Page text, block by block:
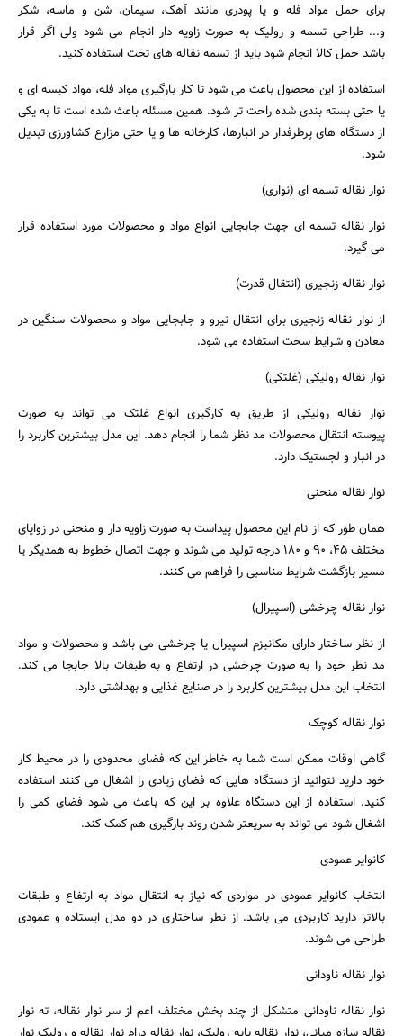
جستجو
برای حمل مواد فله و یا پودری مانند آهک، سیمان، شن و ماسه، شکر
و... طراحی تسمه و رولیک به صورت زاویه دار انجام می شود ولی اگر قرار
باشد حمل کالا انجام شود باید از تسمه نقاله های تخت استفاده کنید.
استفاده از این محصول باعث می شود تا کار بارگیری مواد فله، مواد کیسه ای و
یا حتی بسته بندی شده راحت تر شود. همین مسئله باعث شده است تا به یکی
از دستگاه های پرطرفدار در انبارها، کارخانه ها و یا حتی مزارع کشاورزی تبدیل
شود.
نوار نقاله تسمه ای (نواری)
نوار نقاله تسمه ای جهت جابجایی انواع مواد و محصولات مورد استفاده قرار
می گیرد.
نوار نقاله زنجیری (انتقال قدرت)
از نوار نقاله زنجیری برای انتقال نیرو و جابجایی مواد و محصولات سنگین در
معادن و شرایط سخت استفاده می شود.
نوار نقاله رولیکی (غلتکی)
نوار نقاله رولیکی از طریق به کارگیری انواع غلتک می تواند به صورت
پیوسته انتقال محصولات مد نظر شما را انجام دهد. این مدل بیشترین کاربرد را
در انبار و لجستیک دارد.
نوار نقاله منحنی
همان طور که از نام این محصول پیداست به صورت زاویه دار و منحنی در زوایای
مختلف 45، 90 و 180 درجه تولید می شوند و جهت اتصال خطوط به همدیگر یا
مسیر بازگشت شرایط مناسبی را فراهم می کنند.
نوار نقاله چرخشی (اسپیرال)
از نظر ساختار دارای مکانیزم اسپیرال یا چرخشی می باشد و محصولات و مواد
مد نظر خود را به صورت چرخشی در ارتفاع و به طبقات بالا جابجا می کند.
انتخاب این مدل بیشترین کاربرد را در صنایع غذایی و بهداشتی دارد.
نوار نقاله کوچک
گاهی اوقات ممکن است شما به خاطر این که فضای محدودی را در محیط کار
خود دارید نتوانید از دستگاه هایی که فضای زیادی را اشغال می کنند استفاده
کنید. استفاده از این دستگاه علاوه بر این که باعث می شود فضای کمی را
اشغال شود می تواند به سریعتر شدن روند بارگیری هم کمک کند.
کانوایر عمودی
انتخاب کانوایر عمودی در مواردی که نیاز به انتقال مواد به ارتفاع و طبقات
بالاتر دارید کاربردی می باشد. از نظر ساختاری در دو مدل ایستاده و عمودی
طراحی می شوند.
نوار نقاله ناودانی
نوار نقاله ناودانی متشکل از چند بخش مختلف اعم از سر نوار نقاله، ته نوار